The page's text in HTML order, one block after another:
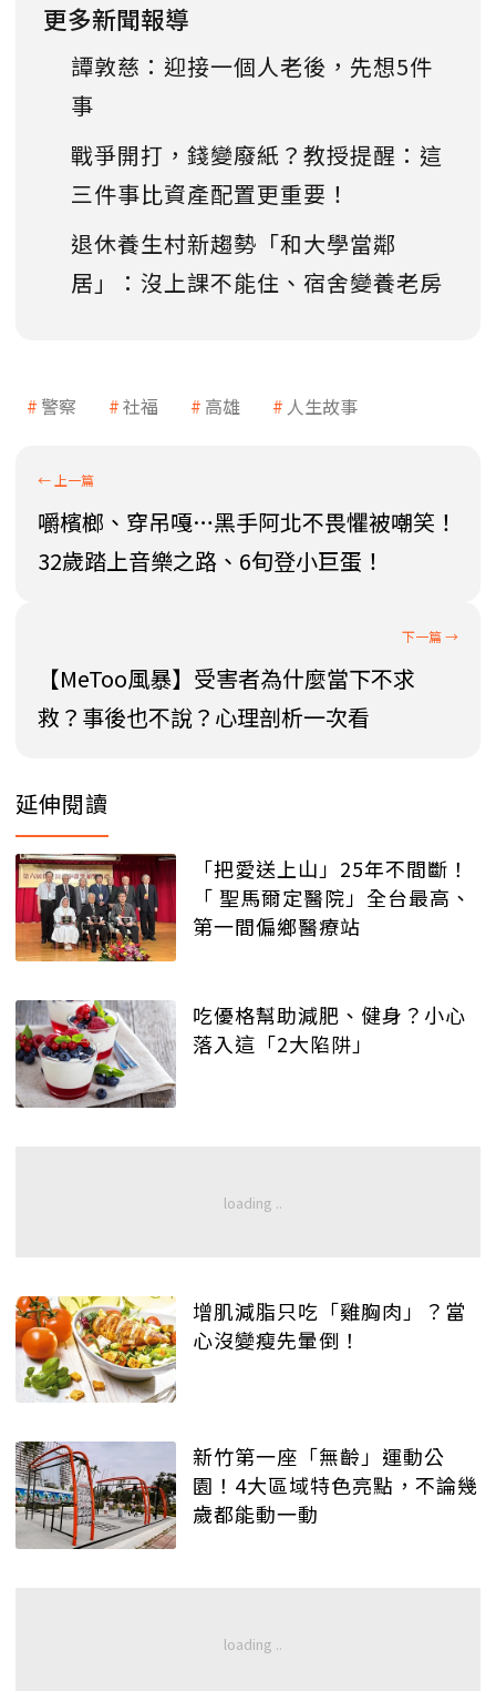
更多新聞報導
譚敦慈：迎接一個人老後，先想5件
事
戰爭開打，錢變廢紙？教授提醒：這
三件事比資產配置更重要！
退休養生村新趨勢「和大學當鄰
居」：沒上課不能住、宿舍變養老房
警察 社福 高雄 人生故事
嚼檳榔、穿吊嘎…黑手阿北不畏懼被嘲笑！
32歲踏上音樂之路、6旬登小巨蛋！
【MeToo風暴】受害者為什麼當下不求
救？事後也不說？心理剖析一次看
延伸閱讀
「把愛送上山」25年不間斷！
「 聖馬爾定醫院」全台最高、
第一間偏鄉醫療站
吃優格幫助減肥、健身？小心
落入這「2大陷阱」
增肌減脂只吃「雞胸肉」？當
心沒變瘦先暈倒！
新竹第一座「無齡」運動公
園！4大區域特色亮點，不論幾
歲都能動一動